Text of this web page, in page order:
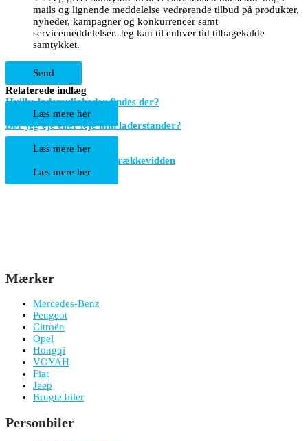
mails og lignende meddelelse vedrørende tilbud på produkter,
nyheder, kampagner og konkurrencer samt
servicemeddelelser. Jeg kan til enhver tid tilbagekalde
samtykket.
Relaterede indlæg
Hvilke lademuligheder findes der?
Læs mere her
Bør jeg eje eller leje min laderstander?
Læs mere her
Gode råd til at optimere rækkevidden
Læs mere her
Mærker
Mercedes-Benz
Peugeot
Citroën
Opel
Hongqi
VOYAH
Fiat
Jeep
Brugte biler
Personbiler